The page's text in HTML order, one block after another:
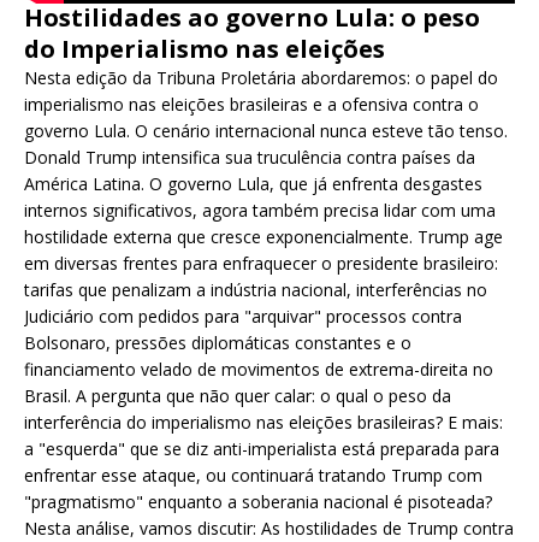
Hostilidades ao governo Lula: o peso
do Imperialismo nas eleições
Nesta edição da Tribuna Proletária abordaremos: o papel do
imperialismo nas eleições brasileiras e a ofensiva contra o
governo Lula. O cenário internacional nunca esteve tão tenso.
Donald Trump intensifica sua truculência contra países da
América Latina. O governo Lula, que já enfrenta desgastes
internos significativos, agora também precisa lidar com uma
hostilidade externa que cresce exponencialmente. Trump age
em diversas frentes para enfraquecer o presidente brasileiro:
tarifas que penalizam a indústria nacional, interferências no
Judiciário com pedidos para "arquivar" processos contra
Bolsonaro, pressões diplomáticas constantes e o
financiamento velado de movimentos de extrema-direita no
Brasil. A pergunta que não quer calar: o qual o peso da
interferência do imperialismo nas eleições brasileiras? E mais:
a "esquerda" que se diz anti-imperialista está preparada para
enfrentar esse ataque, ou continuará tratando Trump com
"pragmatismo" enquanto a soberania nacional é pisoteada?
Nesta análise, vamos discutir: As hostilidades de Trump contra